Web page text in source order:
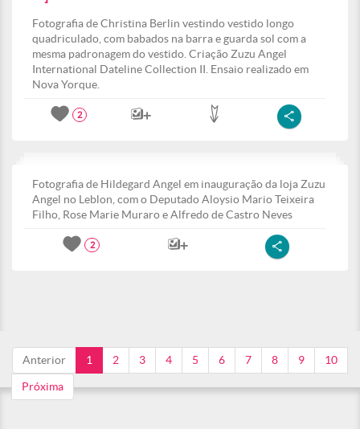
Fotografia de Christina Berlin vestindo vestido longo
quadriculado, com babados na barra e guarda sol com a
mesma padronagem do vestido. Criação Zuzu Angel
International Dateline Collection II. Ensaio realizado em
Nova Yorque.
2
Fotografia de Hildegard Angel em inauguração da loja Zuzu
Angel no Leblon, com o Deputado Aloysio Mario Teixeira
Filho, Rose Marie Muraro e Alfredo de Castro Neves
2
Anterior 1 2 3 4 5 6 7 8 9 10
Próxima